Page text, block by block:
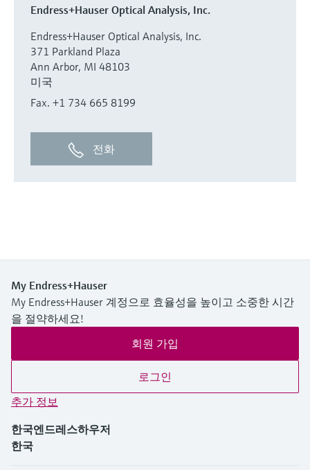
Endress+Hauser Optical Analysis, Inc.
Endress+Hauser Optical Analysis, Inc.
371 Parkland Plaza
Ann Arbor, MI 48103
미국
Fax. +1 734 665 8199
전화
My Endress+Hauser
My Endress+Hauser 계정으로 효율성을 높이고 소중한 시간
을 절약하세요!
회원 가입
로그인
추가 정보
한국엔드레스하우저
한국